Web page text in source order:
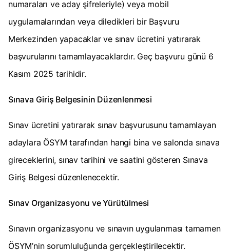
numaraları ve aday şifreleriyle) veya mobil
uygulamalarından veya diledikleri bir Başvuru
Merkezinden yapacaklar ve sınav ücretini yatırarak
başvurularını tamamlayacaklardır. Geç başvuru günü 6
Kasım 2025 tarihidir.
Sınava Giriş Belgesinin Düzenlenmesi
Sınav ücretini yatırarak sınav başvurusunu tamamlayan
adaylara ÖSYM tarafından hangi bina ve salonda sınava
gireceklerini, sınav tarihini ve saatini gösteren Sınava
Giriş Belgesi düzenlenecektir.
Sınav Organizasyonu ve Yürütülmesi
Sınavın organizasyonu ve sınavın uygulanması tamamen
ÖSYM’nin sorumluluğunda gerçekleştirilecektir.